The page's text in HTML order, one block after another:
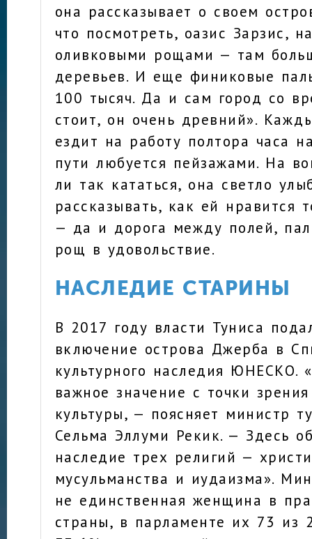
она рассказывает о своем
что посмотреть, оазис Зарзис,
оливковыми рощами — там
деревьев. И еще финиковые
100 тысяч. Да и сам город со
стоит, он очень древний».
ездит на работу полтора часа
пути любуется пейзажами. На
ли так кататься, она светло
рассказывать, как ей нравится
— да и дорога между полей,
рощ в удовольствие.
НАСЛЕДИЕ СТАРИНЫ
В 2017 году власти Туниса
включение острова Джерба в
культурного наследия ЮНЕСКО.
важное значение с точки
культуры, — поясняет министр
Сельма Эллуми Рекик. — Здесь
наследие трех религий —
мусульманства и иудаизма».
не единственная женщина в
страны, в парламенте их 73 из